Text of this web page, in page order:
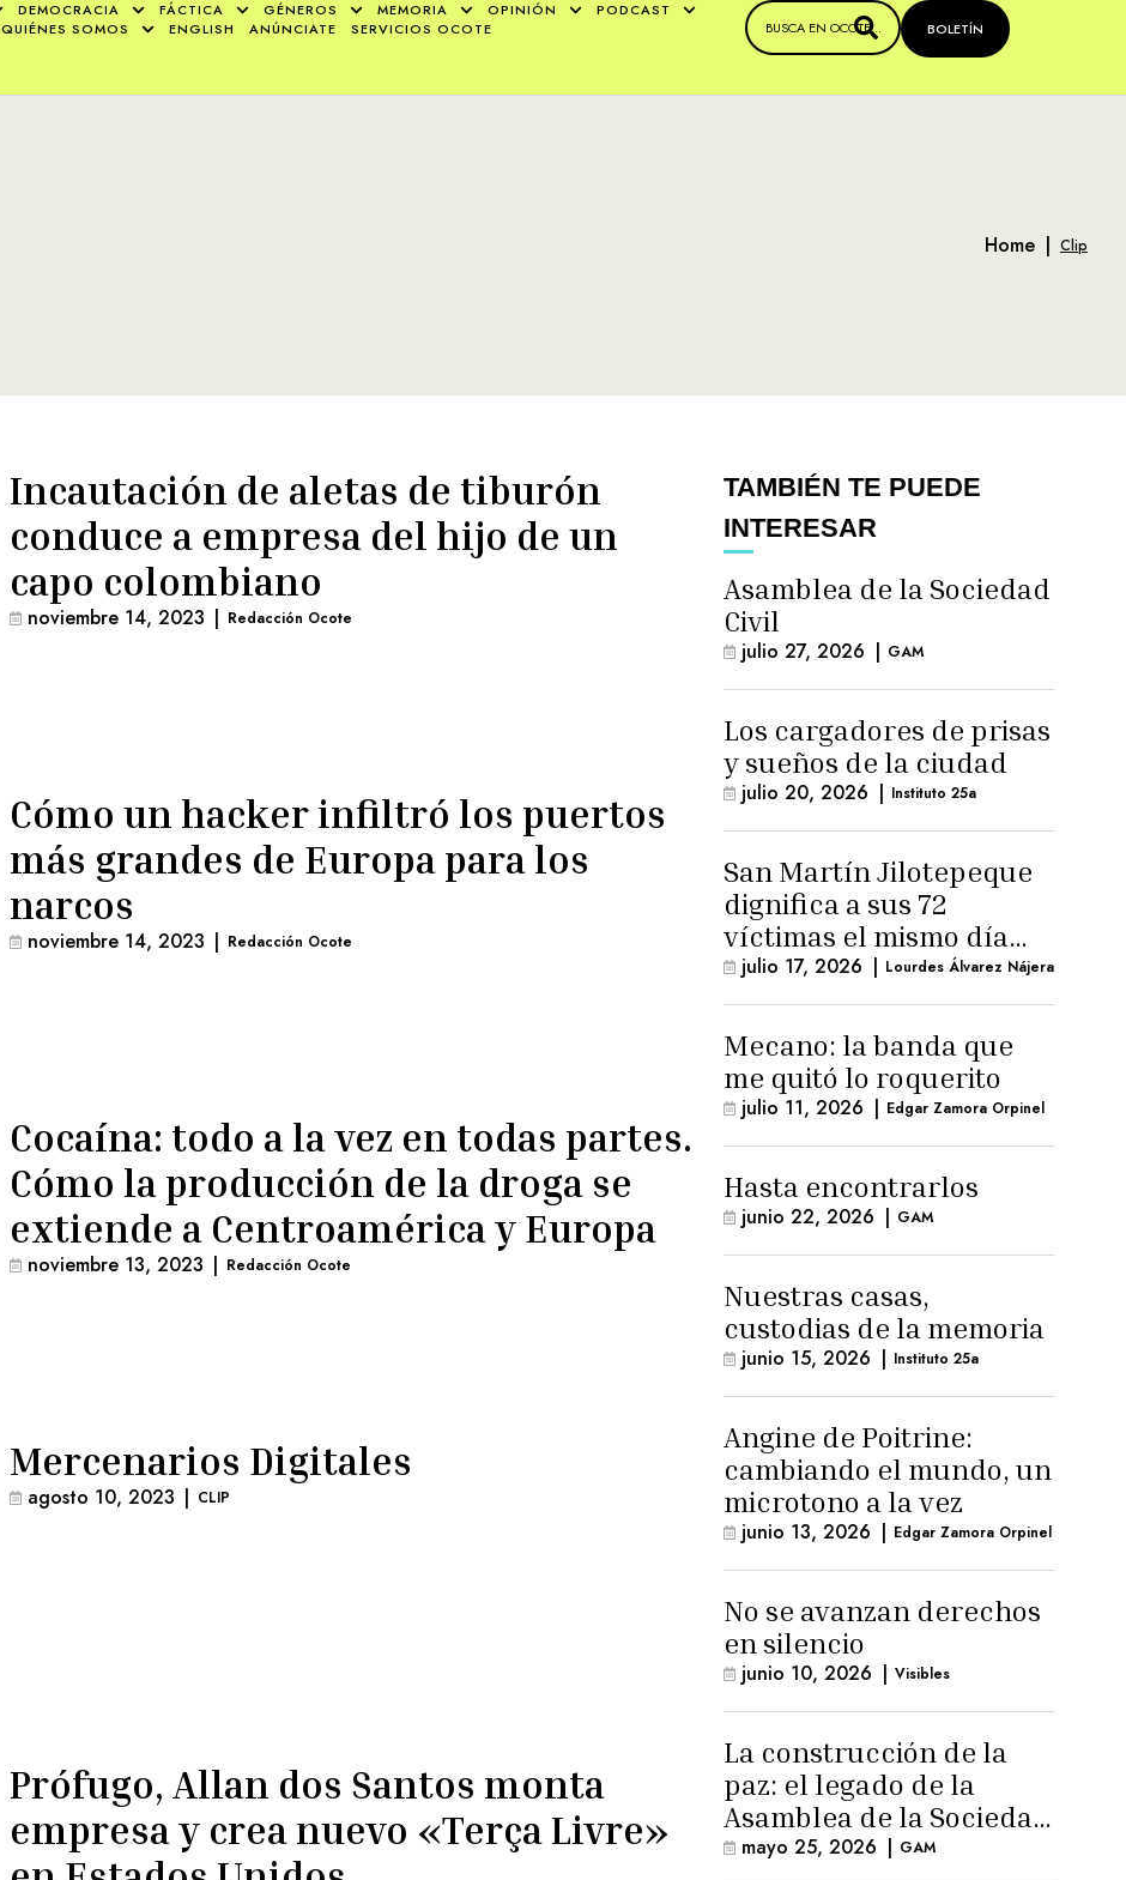
DEMOCRACIA FÁCTICA GÉNEROS MEMORIA OPINIÓN
PODCAST
QUIÉNES SOMOS
ENGLISH ANÚNCIATE SERVICIOS OCOTE BOLETÍN
Home | Clip
Incautación de aletas de tiburón
conduce a empresa del hijo de un
capo colombiano
noviembre 14, 2023 | Redacción Ocote
Cómo un hacker infiltró los puertos
más grandes de Europa para los
narcos
noviembre 14, 2023 | Redacción Ocote
Cocaína: todo a la vez en todas partes.
Cómo la producción de la droga se
extiende a Centroamérica y Europa
noviembre 13, 2023 | Redacción Ocote
Mercenarios Digitales
agosto 10, 2023 | CLIP
Prófugo, Allan dos Santos monta
empresa y crea nuevo «Terça Livre»
TAMBIÉN TE PUEDE
INTERESAR
Asamblea de la Sociedad
Civil
julio 27, 2026 | GAM
Los cargadores de prisas
y sueños de la ciudad
julio 20, 2026 | Instituto 25a
San Martín Jilotepeque
dignifica a sus 72
víctimas el mismo día
que Benedicto Lucas
logra arresto
domiciliario
julio 17, 2026 | Lourdes Álvarez Nájera
Mecano: la banda que
me quitó lo roquerito
julio 11, 2026 | Edgar Zamora Orpinel
Hasta encontrarlos
junio 22, 2026 | GAM
Nuestras casas,
custodias de la memoria
junio 15, 2026 | Instituto 25a
Angine de Poitrine:
cambiando el mundo, un
microtono a la vez
junio 13, 2026 | Edgar Zamora Orpinel
No se avanzan derechos
en silencio
junio 10, 2026 | Visibles
La construcción de la
paz: el legado de la
Asamblea de la Sociedad
Civil
mayo 25, 2026 | GAM